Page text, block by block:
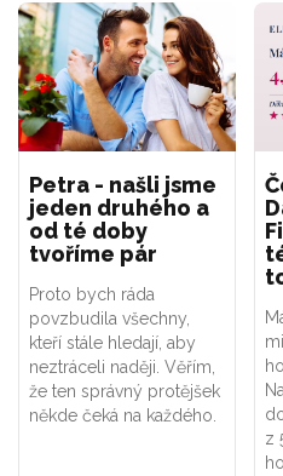
Petra - našli jsme
jeden druhého a
od té doby
tvoříme pár
Proto bych ráda
povzbudila všechny,
kteří stále hledají, aby
neztráceli naději. Věřím,
že ten správný protějšek
někde čeká na každého.
z